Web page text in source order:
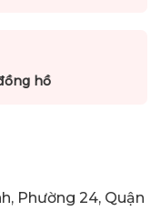
hồ
Phường 24, Quận